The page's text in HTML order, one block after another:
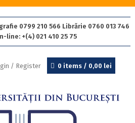
0799 210 566 Librărie 0760 013 746
line: +(4) 021 410 25 75
/ Register 0 items / 0,00 lei